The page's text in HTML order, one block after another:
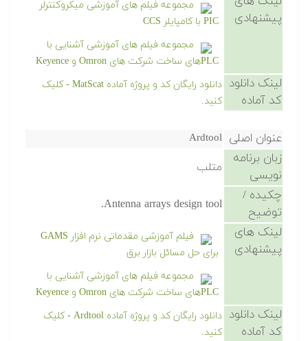
پیشنهادی
مجموعه فیلم های آموزشی میکروکنترلر
PIC با کامپایلر CCS
مجموعه فیلم های آموزشی آشنایی با
PLCهای ساخت شرکت های Omron و Keyence
لینک دانلود
کد آماده
دانلود رایگان کد و پروژه آماده MatScat - کلیک
کنید.
عنوان اصلی Ardtool
زبان برنامه
نویسی
متلب
چکیده /
توضیح
Antenna arrays design tool.
لینک های
پیشنهادی
فیلم آموزشی مقدماتی نرم افزار GAMS
برای حل مسائل بازار برق
مجموعه فیلم های آموزشی آشنایی با
PLCهای ساخت شرکت های Omron و Keyence
لینک دانلود
کد آماده
دانلود رایگان کد و پروژه آماده Ardtool - کلیک
کنید.